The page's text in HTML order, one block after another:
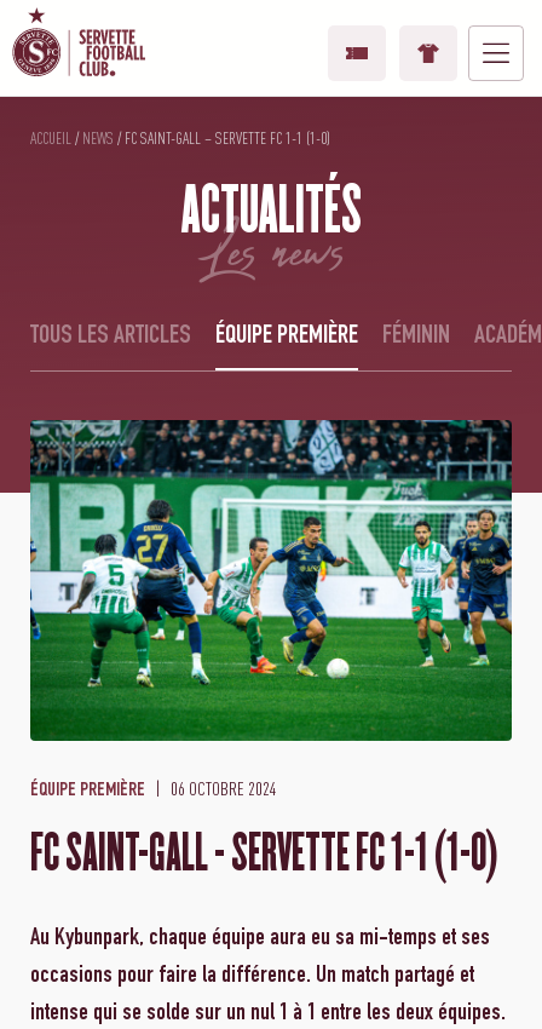
ACCUEIL /NEWS /FC SAINT-GALL – SERVETTE FC 1-1 (1-0)
ACTUALITÉS
les news
TOUS LES ARTICLES ÉQUIPE PREMIÈRE FÉMININ
ÉQUIPE PREMIÈRE 06 OCTOBRE 2024
FC SAINT-GALL - SERVETTE FC 1-1 (1-0)
Au Kybunpark, chaque équipe aura eu sa mi-temps et ses
occasions pour faire la différence. Un match partagé et
intense qui se solde sur un nul 1 à 1 entre les deux équipes.